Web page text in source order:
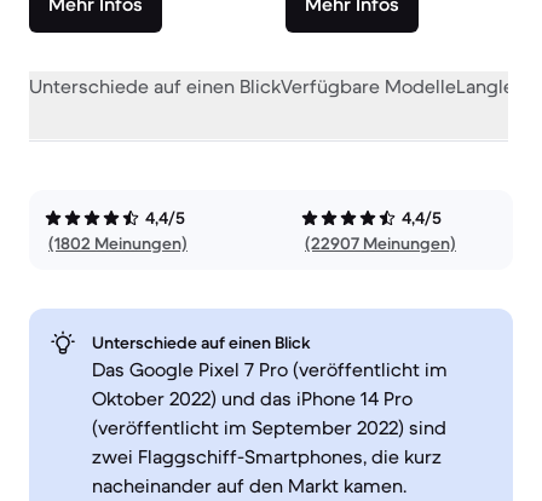
Unterschiede auf einen BlickVerfügbare Modelle
4,4/5
(1802 Meinungen)
4,4/5
(22907 Meinungen)
Unterschiede auf einen Blick
Das Google Pixel 7 Pro (veröffentlicht im
Oktober 2022) und das iPhone 14 Pro
(veröffentlicht im September 2022) sind
zwei Flaggschiff-Smartphones, die kurz
nacheinander auf den Markt kamen.